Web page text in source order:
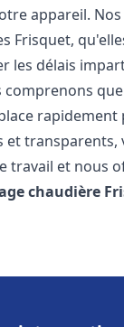
appareil.
Frisquet,
les délais
comprenons
transparents,
travail et nous
chaudière